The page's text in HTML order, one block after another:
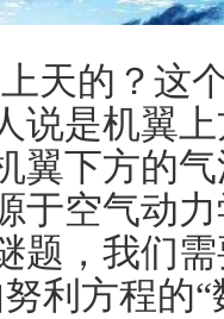
上天的？这
说是机翼
翼下方的
于空气动
题，我们
利方程的